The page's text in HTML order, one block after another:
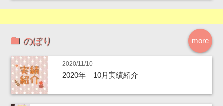
more
のぼり
2020/11/10
2020年 10月実績紹介